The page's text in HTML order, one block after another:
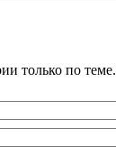
только по теме.